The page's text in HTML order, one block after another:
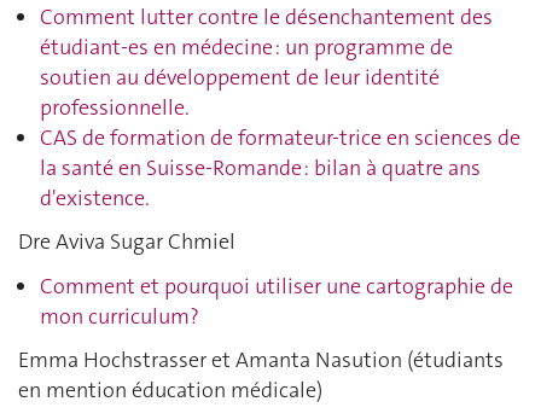
Comment lutter contre le désenchantement des
étudiant-es en médecine : un programme de
soutien au développement de leur identité
professionnelle.
CAS de formation de formateur-trice en sciences de
la santé en Suisse-Romande : bilan à quatre ans
d'existence.
Dre Aviva Sugar Chmiel
Comment et pourquoi utiliser une cartographie de
mon curriculum?
Emma Hochstrasser et Amanta Nasution (étudiants
en mention éducation médicale)